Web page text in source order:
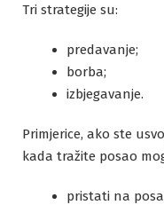
Tri strategije su:
predavanje;
borba;
izbjegavanje.
Primjerice, ako ste
kada tražite posao
pristati na